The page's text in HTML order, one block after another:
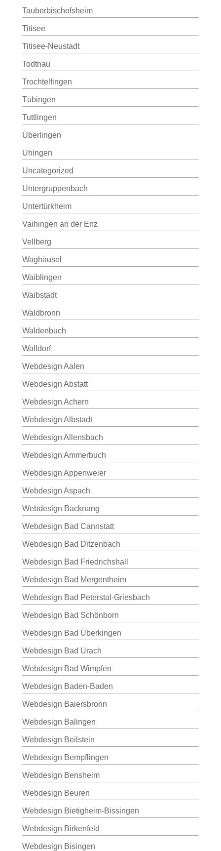
Tauberbischofsheim
Titisee
Titisee-Neustadt
Todtnau
Trochtelfingen
Tübingen
Tuttlingen
Überlingen
Uhingen
Uncategorized
Untergruppenbach
Untertürkheim
Vaihingen an der Enz
Vellberg
Waghäusel
Waiblingen
Waibstadt
Waldbronn
Waldenbuch
Walldorf
Webdesign Aalen
Webdesign Abstatt
Webdesign Achern
Webdesign Albstadt
Webdesign Allensbach
Webdesign Ammerbuch
Webdesign Appenweier
Webdesign Aspach
Webdesign Backnang
Webdesign Bad Cannstatt
Webdesign Bad Ditzenbach
Webdesign Bad Friedrichshall
Webdesign Bad Mergentheim
Webdesign Bad Peterstal-Griesbach
Webdesign Bad Schönborn
Webdesign Bad Überkingen
Webdesign Bad Urach
Webdesign Bad Wimpfen
Webdesign Baden-Baden
Webdesign Baiersbronn
Webdesign Balingen
Webdesign Beilstein
Webdesign Bempflingen
Webdesign Bensheim
Webdesign Beuren
Webdesign Bietigheim-Bissingen
Webdesign Birkenfeld
Webdesign Bisingen